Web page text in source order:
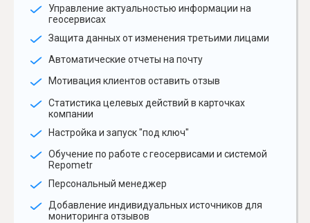
Управление актуальностью информации на
геосервисах
Защита данных от изменения третьими лицами
Автоматические отчеты на почту
Мотивация клиентов оставить отзыв
Статистика целевых действий в карточках
компании
Настройка и запуск "под ключ"
Обучение по работе с геосервисами и системой
Repometr
Персональный менеджер
Добавление индивидуальных источников для
мониторинга отзывов